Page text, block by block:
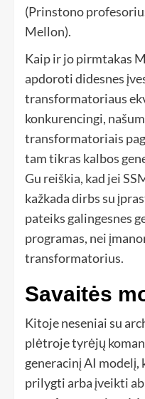
(Prinstono
Mellon).
Kaip ir jo pirmtakas
apdoroti didesnes
transformatoriaus
konkurencingi,
transformatoriais
tam tikras kalbos
Gu reiškia, kad jei
kažkada dirbs su
pateiks galingesnes
programas, nei
transformatorius.
Savaitės
Kitoje neseniai su
plėtroje tyrėjų
generacinį AI modelį,
prilygti arba įveikti